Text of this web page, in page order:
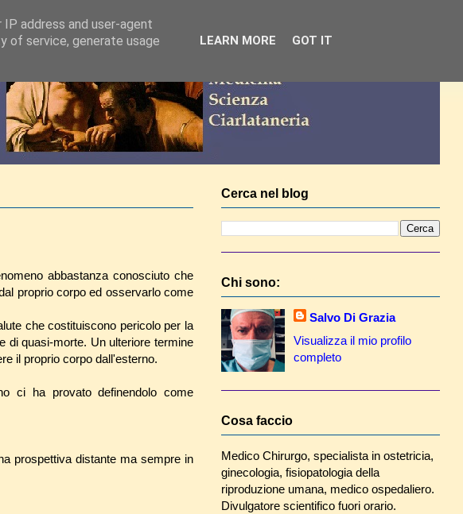
abbastanza conosciuto che
proprio corpo ed osservarlo come
che costituiscono pericolo per la
di quasi-morte. Un ulteriore termine
il proprio corpo dall'esterno.
ci ha provato definendolo come
prospettiva distante ma sempre in
Cerca nel blog
Chi sono:
Salvo Di Grazia
Visualizza il mio profilo
completo
Cosa faccio
Medico Chirurgo, specialista in ostetricia,
ginecologia, fisiopatologia della
riproduzione umana, medico ospedaliero.
Divulgatore scientifico fuori orario.
address and user-agent
of service, generate usage
LEARN MORE GOT IT